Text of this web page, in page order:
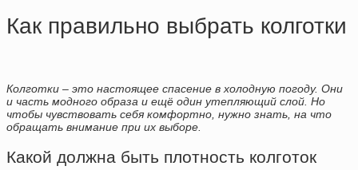
Как правильно выбрать колготки
Колготки – это настоящее спасение в холодную погоду. Они
и часть модного образа и ещё один утепляющий слой. Но
чтобы чувствовать себя комфортно, нужно знать, на что
обращать внимание при их выборе.
Какой должна быть плотность колготок